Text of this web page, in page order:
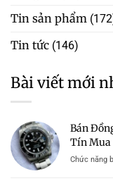
Tin sản phẩm
Tin tức (146)
Bài viết mới
Bán
Tín Mua
Chức năng